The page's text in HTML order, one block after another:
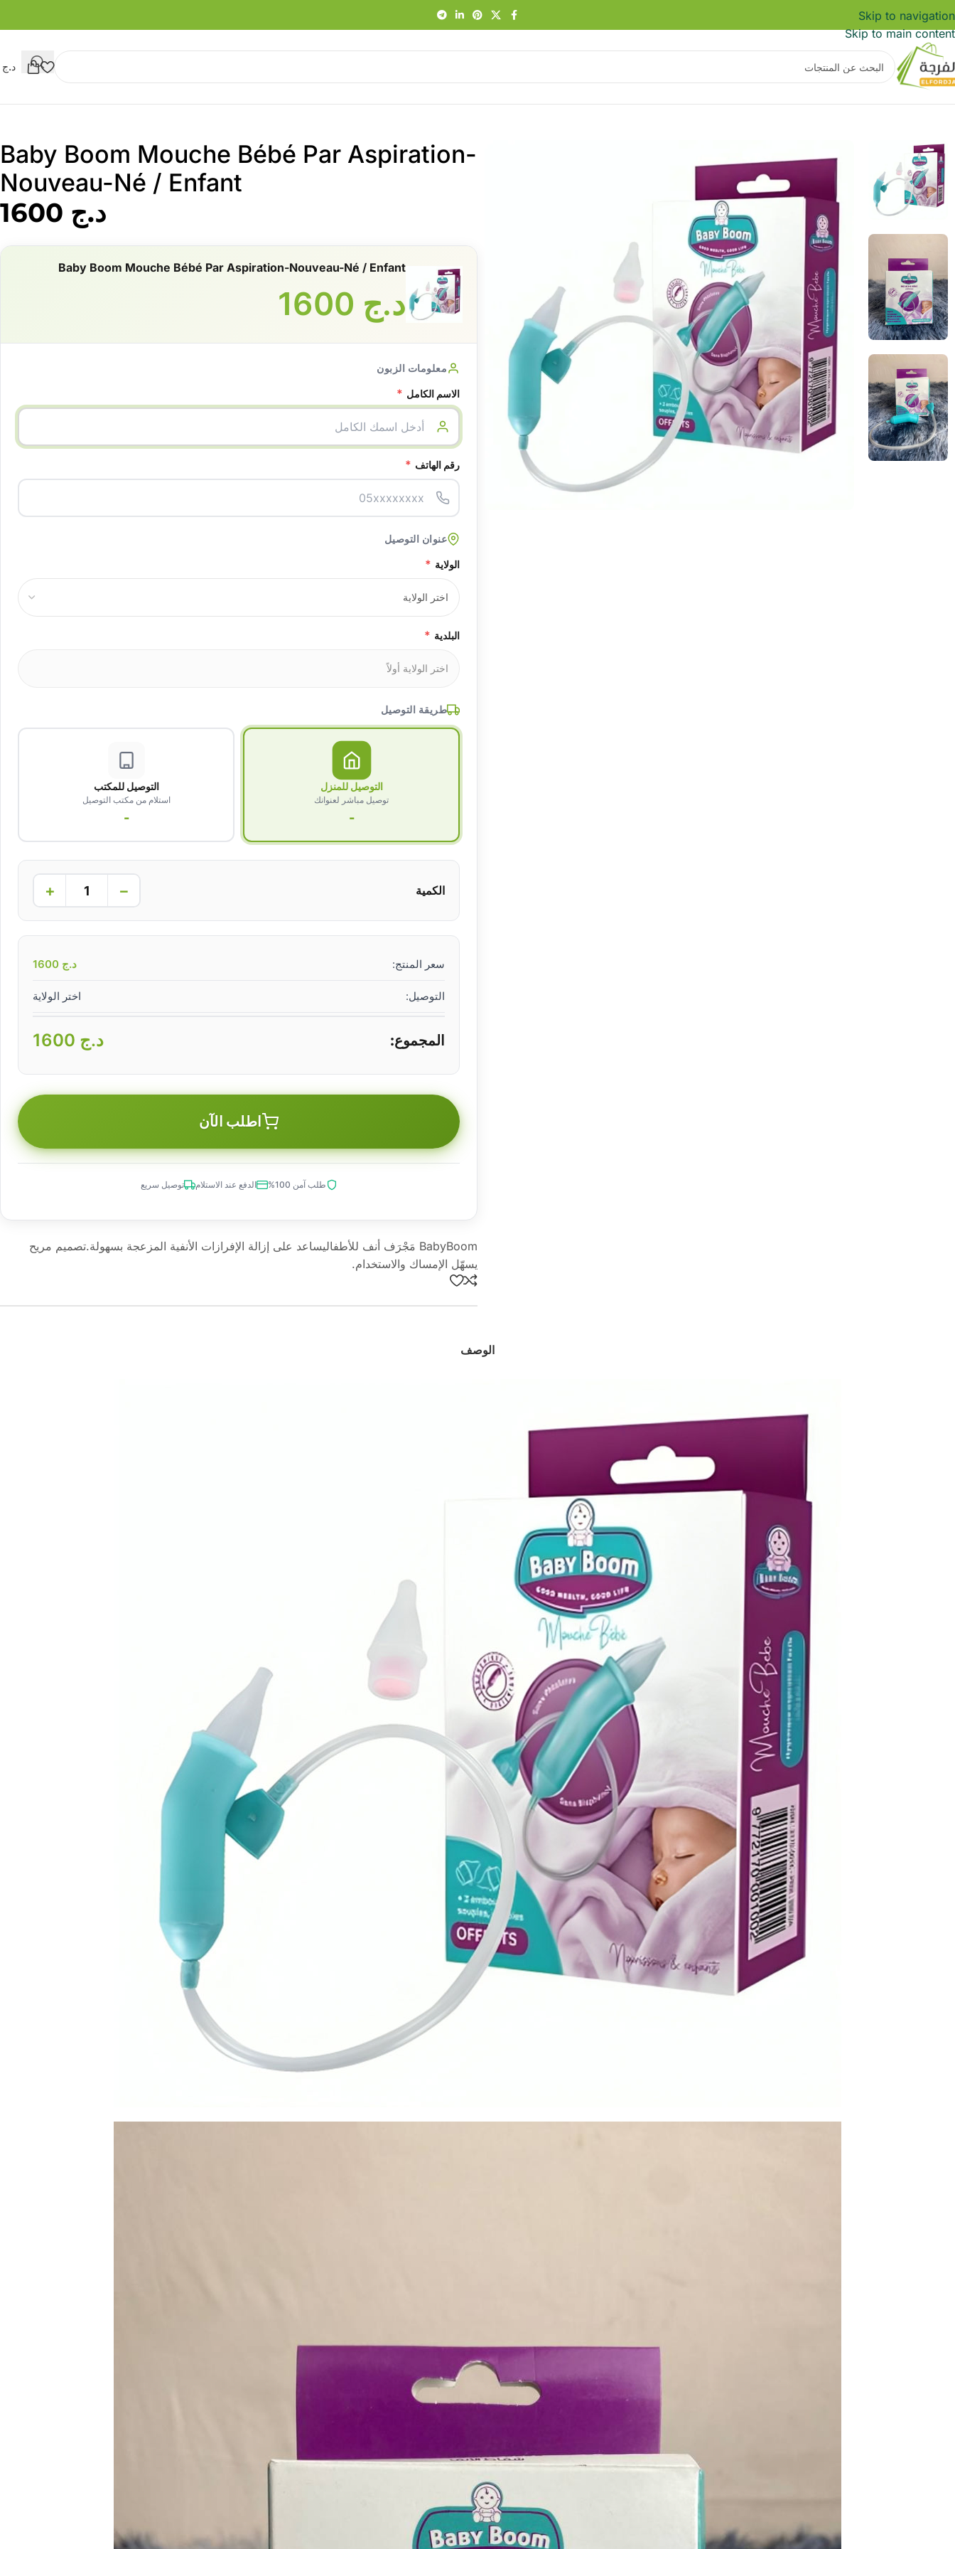
Skip to navigation
Skip to main content
د.ج
Baby Boom Mouche Bébé Par Aspiration-
Nouveau-Né / Enfant
د.ج
Baby Boom Mouche Bébé Par Aspiration-Nouveau-Né / Enfant
د.ج
معلومات الزبون
الاسم الكامل *
رقم الهاتف *
عنوان التوصيل
الولاية *
البلدية *
طريقة التوصيل
التوصيل للمنزل
توصيل مباشر لعنوانك
-
التوصيل للمكتب
استلام من مكتب التوصيل
-
الكمية −
+
سعر المنتج: د.ج
التوصيل: اختر الولاية
المجموع: د.ج
اطلب الآن
طلب آمن 100% الدفع عند الاستلام توصيل سريع
BabyBoom مَجْرَف أنف للأطفاليساعد على إزالة الإفرازات الأنفية المزعجة بسهولة.تصميم مريح
يسهّل الإمساك والاستخدام.
الوصف